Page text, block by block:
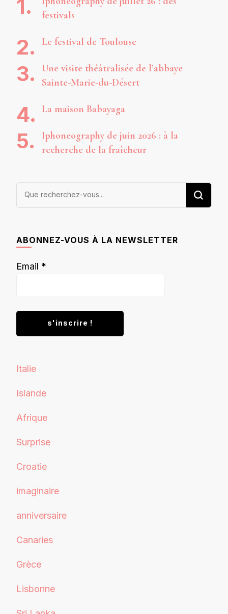
festivals
Le festival de Toulouse
Une visite théâtralisée de l’abbaye
Sainte-Marie-du-Désert
La maison Babayaga
Iphoneography de juin 2026 : à la
recherche de la fraîcheur
Vous
ABONNEZ-VOUS À LA NEWSLETTER
Email *
Italie
Islande
Afrique
Surprise
Croatie
imaginaire
anniversaire
Canaries
Grèce
Lisbonne